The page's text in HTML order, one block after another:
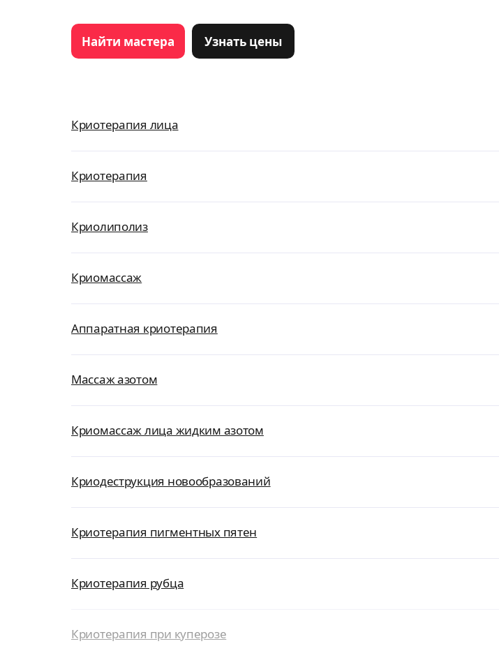
Найти мастера Узнать цены
Криотерапия лица
Криотерапия
Криолиполиз
Криомассаж
Аппаратная криотерапия
Массаж азотом
Криомассаж лица жидким азотом
Криодеструкция новообразований
Криотерапия пигментных пятен
Криотерапия рубца
Криотерапия при куперозе